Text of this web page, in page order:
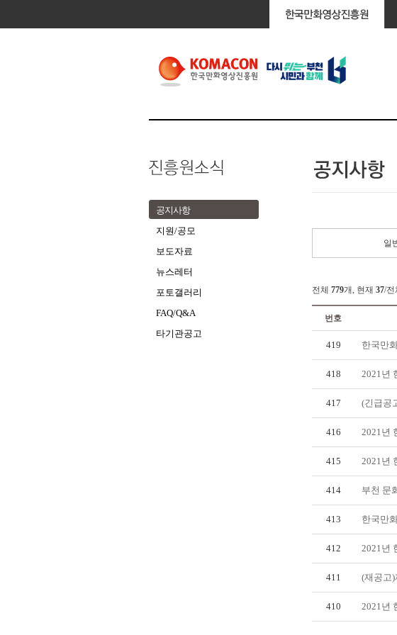
공지사항
지원/공모
보도자료
뉴스레터
포토갤러리
FAQ/Q&A
타기관공고
일
전체 779개, 현재 37/전
번호
419 한국만
418 2021년
417 (긴급공
416 2021년
415 2021년
414 부천 문
413 한국만
412 2021년
411 (재공고
410 2021년